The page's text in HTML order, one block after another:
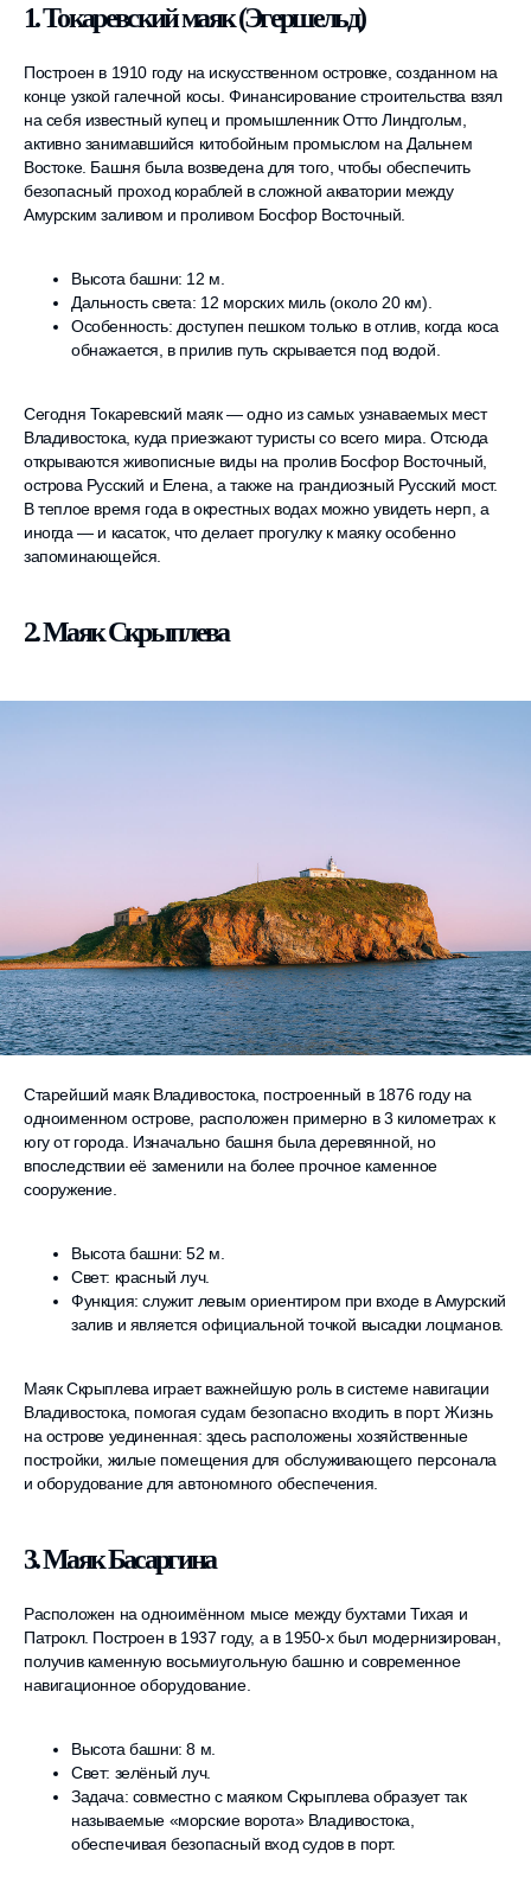
1. Токаревский маяк (Эгершельд)
Построен в 1910 году на искусственном островке, созданном на
конце узкой галечной косы. Финансирование строительства взял
на себя известный купец и промышленник Отто Линдгольм,
активно занимавшийся китобойным промыслом на Дальнем
Востоке. Башня была возведена для того, чтобы обеспечить
безопасный проход кораблей в сложной акватории между
Амурским заливом и проливом Босфор Восточный.
Высота башни: 12 м.
Дальность света: 12 морских миль (около 20 км).
Особенность: доступен пешком только в отлив, когда коса
обнажается, в прилив путь скрывается под водой.
Сегодня Токаревский маяк — одно из самых узнаваемых мест
Владивостока, куда приезжают туристы со всего мира. Отсюда
открываются живописные виды на пролив Босфор Восточный,
острова Русский и Елена, а также на грандиозный Русский мост.
В теплое время года в окрестных водах можно увидеть нерп, а
иногда — и касаток, что делает прогулку к маяку особенно
запоминающейся.
2. Маяк Скрыплева
Старейший маяк Владивостока, построенный в 1876 году на
одноименном острове, расположен примерно в 3 километрах к
югу от города. Изначально башня была деревянной, но
впоследствии её заменили на более прочное каменное
сооружение.
Высота башни: 52 м.
Свет: красный луч.
Функция: служит левым ориентиром при входе в Амурский
залив и является официальной точкой высадки лоцманов.
Маяк Скрыплева играет важнейшую роль в системе навигации
Владивостока, помогая судам безопасно входить в порт. Жизнь
на острове уединенная: здесь расположены хозяйственные
постройки, жилые помещения для обслуживающего персонала
и оборудование для автономного обеспечения.
3. Маяк Басаргина
Расположен на одноимённом мысе между бухтами Тихая и
Патрокл. Построен в 1937 году, а в 1950-х был модернизирован,
получив каменную восьмиугольную башню и современное
навигационное оборудование.
Высота башни: 8 м.
Свет: зелёный луч.
Задача: совместно с маяком Скрыплева образует так
называемые «морские ворота» Владивостока,
обеспечивая безопасный вход судов в порт.